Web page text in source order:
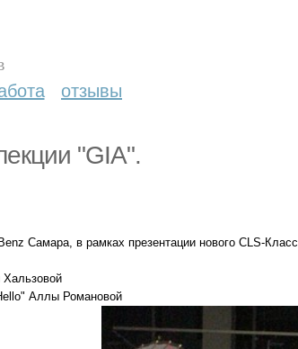
отзывы
"GIA".
Самара, в рамках презентации нового CLS-Класс.
Аллы Романовой